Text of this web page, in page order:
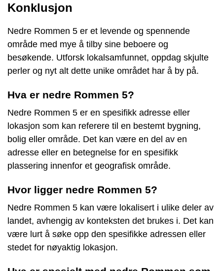
Konklusjon
Nedre Rommen 5 er et levende og spennende
område med mye å tilby sine beboere og
besøkende. Utforsk lokalsamfunnet, oppdag skjulte
perler og nyt alt dette unike området har å by på.
Hva er nedre Rommen 5?
Nedre Rommen 5 er en spesifikk adresse eller
lokasjon som kan referere til en bestemt bygning,
bolig eller område. Det kan være en del av en
adresse eller en betegnelse for en spesifikk
plassering innenfor et geografisk område.
Hvor ligger nedre Rommen 5?
Nedre Rommen 5 kan være lokalisert i ulike deler av
landet, avhengig av konteksten det brukes i. Det kan
være lurt å søke opp den spesifikke adressen eller
stedet for nøyaktig lokasjon.